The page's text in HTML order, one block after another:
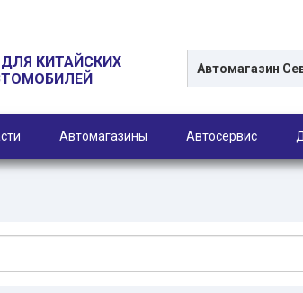
КИТАЙСКИХ
Автомагазин
Автомагазины Автосервис